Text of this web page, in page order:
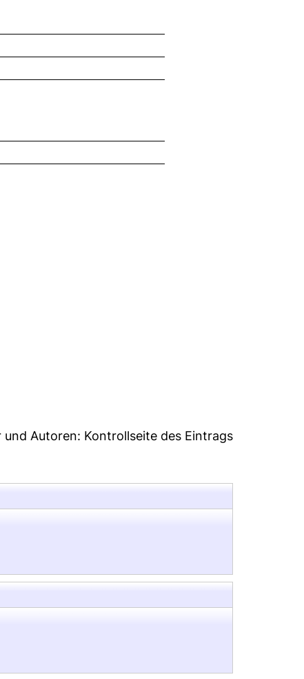
und Autoren: Kontrollseite des Eintrags